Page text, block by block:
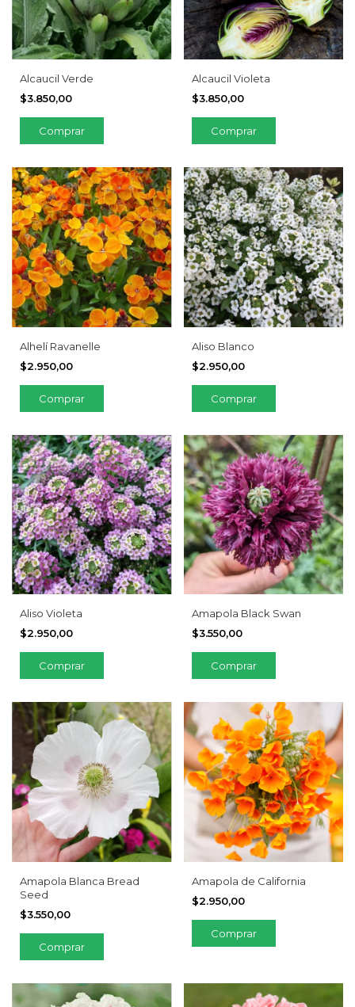
Alcaucil Verde
$3.850,00
Alcaucil Violeta
$3.850,00
Alhelí Ravanelle
$2.950,00
Aliso Blanco
$2.950,00
Aliso Violeta
$2.950,00
Amapola Black Swan
$3.550,00
Amapola Blanca Bread
Seed
$3.550,00
Amapola de California
$2.950,00